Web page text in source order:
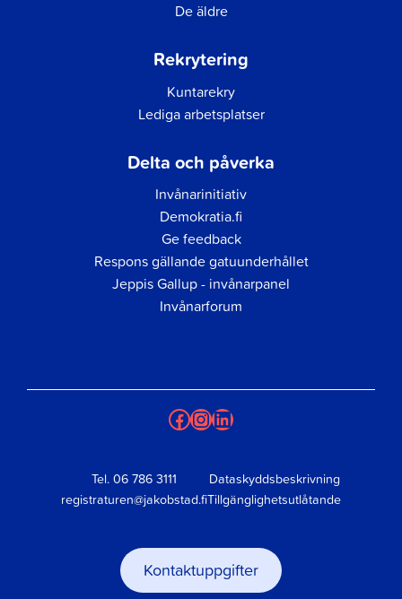
De äldre
Rekrytering
Kuntarekry
Lediga arbetsplatser
Delta och påverka
Invånarinitiativ
Demokratia.fi
Ge feedback
Respons gällande gatuunderhållet
Jeppis Gallup - invånarpanel
Invånarforum
Facebook
Instagram
LinkedIn
Tel. 06 786 3111
registraturen@jakobstad.fi
Dataskyddsbeskrivning
Tillgänglighetsutlåtande
Kontaktuppgifter